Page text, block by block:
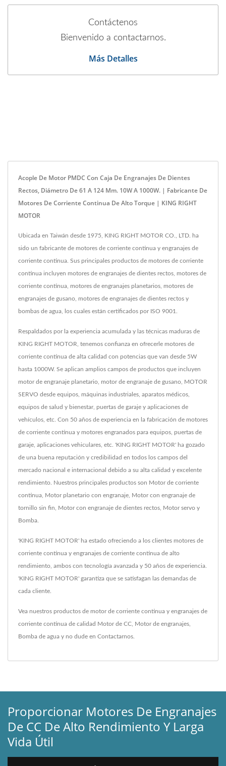
Contáctenos
Bienvenido a contactarnos.
Más Detalles
Acople De Motor PMDC Con Caja De Engranajes De Dientes
Rectos, Diámetro De 61 A 124 Mm. 10W A 1000W. | Fabricante De
Motores De Corriente Continua De Alto Torque | KING RIGHT
MOTOR
Ubicada en Taiwán desde 1975, KING RIGHT MOTOR CO., LTD. ha
sido un fabricante de motores de corriente continua y engranajes de
corriente continua. Sus principales productos de motores de corriente
continua incluyen motores de engranajes de dientes rectos, motores de
corriente continua, motores de engranajes planetarios, motores de
engranajes de gusano, motores de engranajes de dientes rectos y
bombas de agua, los cuales están certificados por ISO 9001.
Respaldados por la experiencia acumulada y las técnicas maduras de
KING RIGHT MOTOR, tenemos confianza en ofrecerle motores de
corriente continua de alta calidad con potencias que van desde 5W
hasta 1000W. Se aplican amplios campos de productos que incluyen
motor de engranaje planetario, motor de engranaje de gusano, MOTOR
SERVO desde equipos, máquinas industriales, aparatos médicos,
equipos de salud y bienestar, puertas de garaje y aplicaciones de
vehículos, etc. Con 50 años de experiencia en la fabricación de motores
de corriente continua y motores engranados para equipos, puertas de
garaje, aplicaciones vehiculares, etc. 'KING RIGHT MOTOR' ha gozado
de una buena reputación y credibilidad en todos los campos del
mercado nacional e internacional debido a su alta calidad y excelente
rendimiento. Nuestros principales productos son Motor de corriente
continua, Motor planetario con engranaje, Motor con engranaje de
tornillo sin fin, Motor con engranaje de dientes rectos, Motor servo y
Bomba.
'KING RIGHT MOTOR' ha estado ofreciendo a los clientes motores de
corriente continua y engranajes de corriente continua de alto
rendimiento, ambos con tecnología avanzada y 50 años de experiencia.
'KING RIGHT MOTOR' garantiza que se satisfagan las demandas de
cada cliente.
Vea nuestros productos de motor de corriente continua y engranajes de
corriente continua de calidad Motor de CC Motor de engranajes
Bomba de agua y no dude en Contactarnos
Proporcionar Motores De Engranajes
De CC De Alto Rendimiento Y Larga
Vida Útil